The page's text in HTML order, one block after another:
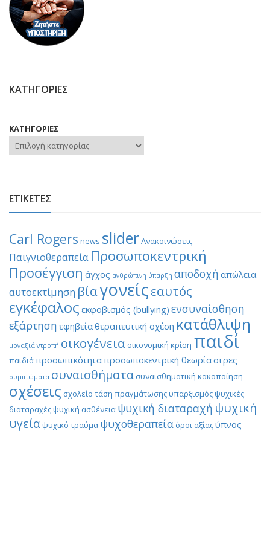
ΚΑΤΗΓΟΡΙΕΣ
ΚΑΤΗΓΟΡΙΕΣ
ΕΤΙΚΕΤΕΣ
Carl Rogers news sliderΑνακοινώσεις
Παιγνιοθεραπεία Προσωποκεντρική
Προσέγγιση άγχος ανθρώπινη ύπαρξη αποδοχή απώλεια
αυτοεκτίμηση βίαγονείςεαυτός
εγκέφαλος εκφοβισμός (bullying) ενσυναίσθηση
εξάρτηση εφηβείαθεραπευτική σχέση κατάθλιψη
μοναξιά ντροπή οικογένεια οικονομική κρίση παιδί
παιδιάπροσωπικότηταπροσωποκεντρική θεωρίαστρες
συμπτώματα συναισθήματασυναισθηματική κακοποίηση
σχέσεις σχολείο τάση πραγμάτωσηςυπαρξισμόςψυχικές
διαταραχέςψυχική ασθένεια ψυχική διαταραχή ψυχική
υγείαψυχικό τραύμα ψυχοθεραπεία όροι αξίαςύπνος